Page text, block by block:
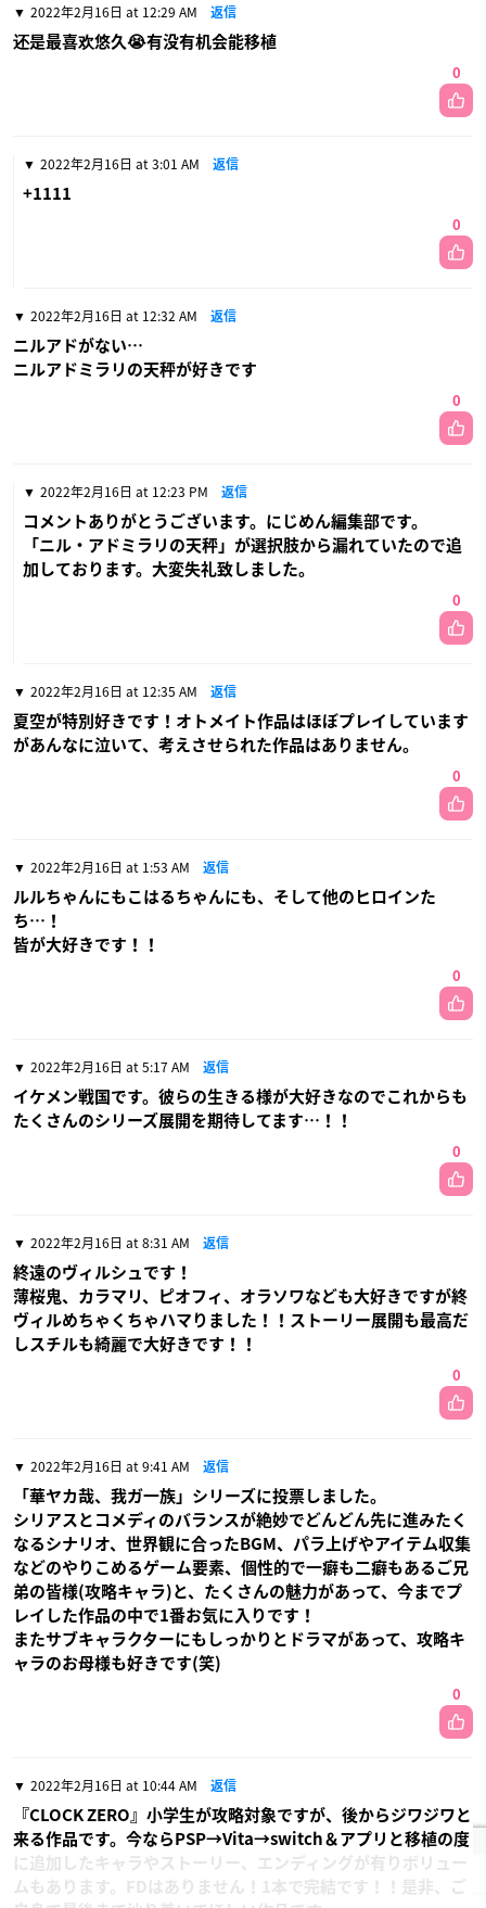
2022年2月16日 at 12:29 AM 返信
还是最喜欢悠久😭有没有机会能移植
0
2022年2月16日 at 3:01 AM 返信
+1111
0
2022年2月16日 at 12:32 AM 返信
ニルアドがない…
ニルアドミラリの天秤が好きです
0
2022年2月16日 at 12:23 PM 返信
コメントありがとうございます。にじめん編集部です。
「ニル・アドミラリの天秤」が選択肢から漏れていたので追
加しております。大変失礼致しました。
0
2022年2月16日 at 12:35 AM 返信
夏空が特別好きです！オトメイト作品はほぼプレイしています
があんなに泣いて、考えさせられた作品はありません。
0
2022年2月16日 at 1:53 AM 返信
ルルちゃんにもこはるちゃんにも、そして他のヒロインた
ち…！
皆が大好きです！！
0
2022年2月16日 at 5:17 AM 返信
イケメン戦国です。彼らの生きる様が大好きなのでこれからも
たくさんのシリーズ展開を期待してます…！！
0
2022年2月16日 at 8:31 AM 返信
終遠のヴィルシュです！
薄桜鬼、カラマリ、ピオフィ、オラソワなども大好きですが終
ヴィルめちゃくちゃハマりました！！ストーリー展開も最高だ
しスチルも綺麗で大好きです！！
0
2022年2月16日 at 9:41 AM 返信
「華ヤカ哉、我ガ一族」シリーズに投票しました。
シリアスとコメディのバランスが絶妙でどんどん先に進みたく
なるシナリオ、世界観に合ったBGM、パラ上げやアイテム収集
などのやりこめるゲーム要素、個性的で一癖も二癖もあるご兄
弟の皆様(攻略キャラ)と、たくさんの魅力があって、今までプ
レイした作品の中で1番お気に入りです！
またサブキャラクターにもしっかりとドラマがあって、攻略キ
ャラのお母様も好きです(笑)
0
2022年2月16日 at 10:44 AM 返信
『CLOCK ZERO』小学生が攻略対象ですが、後からジワジワと
来る作品です。今ならPSP→Vita→switch＆アプリと移植の度
に追加したキャラやストーリー、エンディングが有りボリュー
ムもあります。FDはありません！1本で完結です！！是非、ご